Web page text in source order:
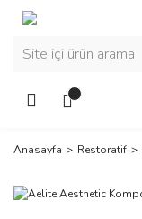
Anasayfa Restoratif